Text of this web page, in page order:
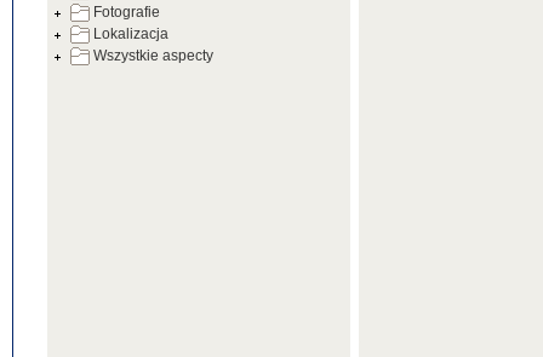
Fotografie
Lokalizacja
Wszystkie aspecty